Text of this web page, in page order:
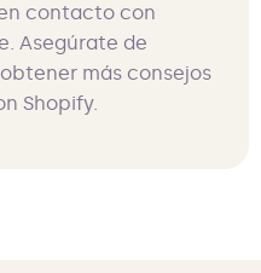
contacto con
Asegúrate de
más consejos
Shopify.